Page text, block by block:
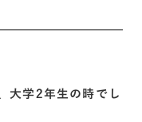
大学2年生の時でし